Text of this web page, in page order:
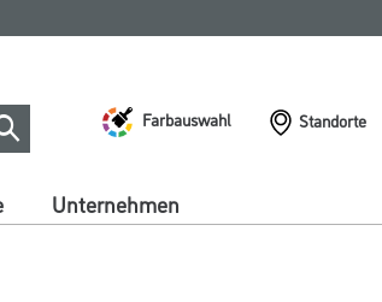
Farbauswahl
Standorte
Unternehmen